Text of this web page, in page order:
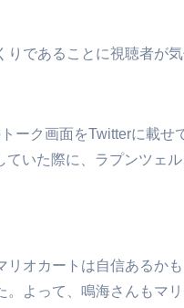
であることに視聴者が気
ーク画面をTwitterに載
いた際に、ラプンツェ
オカートは自信あるか
よって、鳴海さんもマ